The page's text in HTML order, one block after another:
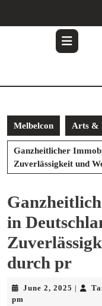
Melbelcon Arts &
Ganzheitlicher
Zuverlässigkeit und
in
durch pr
June 2, 2025 June
pm